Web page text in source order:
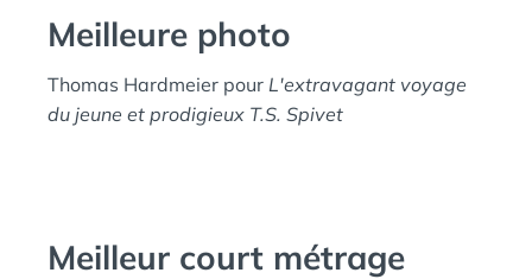
Meilleure photo
Thomas Hardmeier pour L'extravagant voyage
du jeune et prodigieux T.S. Spivet
Meilleur court métrage